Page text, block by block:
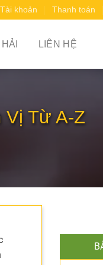
Tài khoản Thanh toán
LIÊN HỆ
Vị Từ A-Z